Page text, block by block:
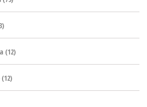
(12)
(12)